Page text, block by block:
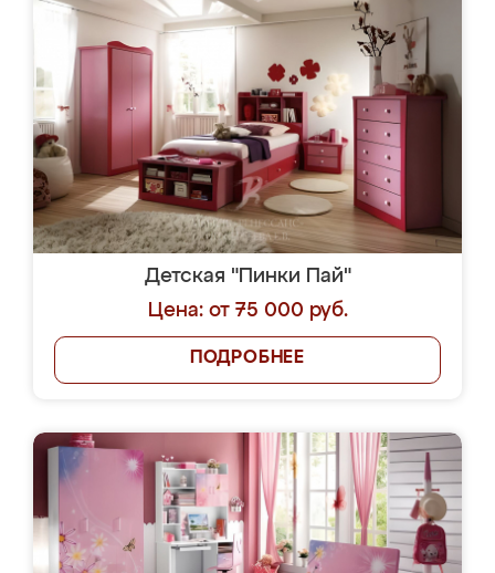
Детская "Пинки Пай"
Цена: от 75 000 руб.
ПОДРОБНЕЕ